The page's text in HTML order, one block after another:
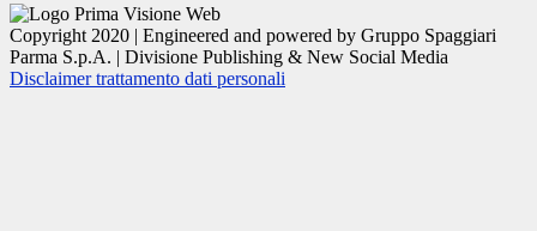
Copyright 2020 | Engineered and powered by Gruppo Spaggiari
Parma S.p.A. | Divisione Publishing & New Social Media
Disclaimer trattamento dati personali